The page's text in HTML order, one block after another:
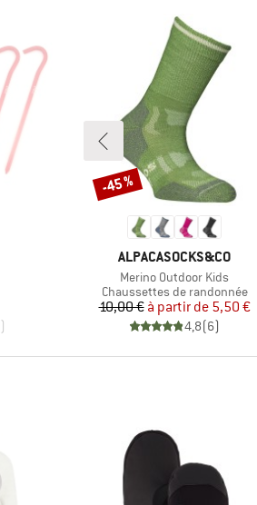
)
MARQUE
ALPACASOCKS&CO
Article
Merino Outdoor Kids
Product group
Chaussettes de randonnée
Prix
10,00 € Prix réduit
à partir de 5,50 €
4,8(6)
Remise
-45 %